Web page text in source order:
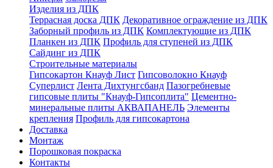
Изделия из ДПК
Террасная доска ДПК Декоративное ограждение из ДПК
Заборный профиль из ДПК Комплектующие из ДПК
Планкен из ДПК Профиль для ступеней из ДПК
Сайдинг из ДПК
Строительные материалы
Гипсокартон Кнауф Лист Гипсоволокно Кнауф
Суперлист Лента Дихтунгсбанд Пазогребневые
гипсовые плиты "Кнауф-Гипсоплита" Цементно-
минеральные плиты АКВАПАНЕЛЬ Элементы
крепления Профиль для гипсокартона
Доставка
Монтаж
Порошковая покраска
Контакты